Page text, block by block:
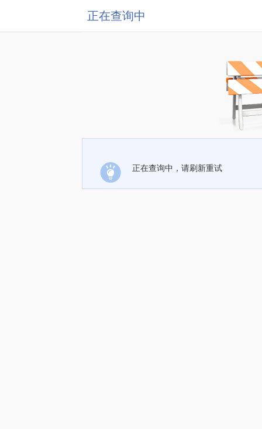
正在查询中
正在查询中，请刷新重试